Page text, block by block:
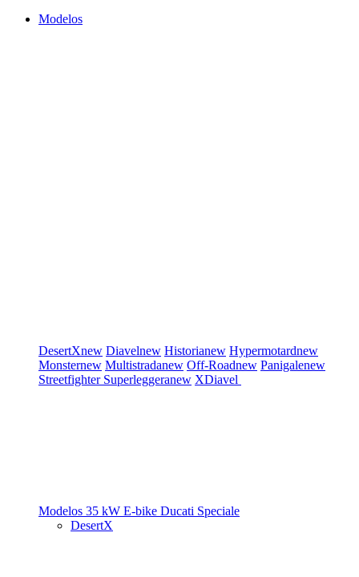
Modelos
DesertXnew Diavelnew Historianew Hypermotardnew
Monsternew Multistradanew Off-Roadnew Panigalenew
Streetfighter Superleggeranew XDiavel
Modelos 35 kW E-bike Ducati Speciale
DesertX